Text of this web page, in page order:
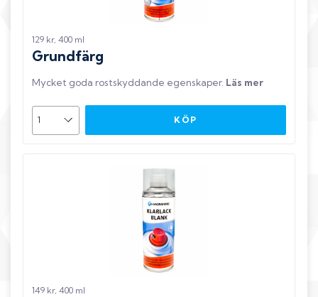
129 kr, 400 ml
Grundfärg
Mycket goda rostskyddande egenskaper. Läs mer
KÖP
149 kr, 400 ml